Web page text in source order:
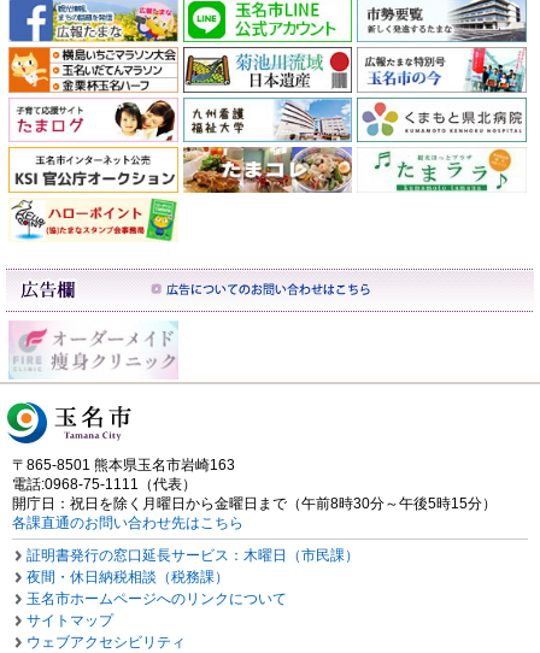
〒865-8501 熊本県玉名市岩崎163
電話:0968-75-1111（代表）
開庁日：祝日を除く月曜日から金曜日まで（午前8時30分～午後5時15分）
各課直通のお問い合わせ先はこちら
証明書発行の窓口延長サービス：木曜日（市民課）
夜間・休日納税相談（税務課）
玉名市ホームページへのリンクについて
サイトマップ
ウェブアクセシビリティ